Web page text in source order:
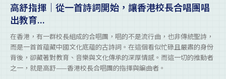
高舒指揮｜從一首詩詞開始，讓香港校長合唱團唱
出教育...
在香港，有一群校長組成的合唱團，唱的不是流行曲，也非傳統聖詩，
而是一首首蘊藏中國文化底蘊的古詩詞。在這個看似忙碌且嚴肅的身份
背後，卻藏著對教育、音樂與文化傳承的深厚情感。而這一切的推動者
之一，就是高舒——香港校長合唱團的指揮與編曲者。